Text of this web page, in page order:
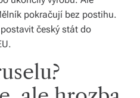
pokračují bez postihu.
český stát do